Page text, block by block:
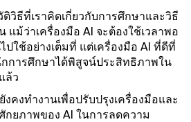
วิธีที่เราคิดเกี่ยวกับการศึกษาและวิธี
แม้ว่าเครื่องมือ AI จะต้องใช้เวลาพอ
ปใช้อย่างเต็มที่ แต่เครื่องมือ AI ที่ดีที่
การศึกษาได้พิสูจน์ประสิทธิภาพใน
ล้ว
คงทํางานเพื่อปรับปรุงเครื่องมือและ
กยภาพของ AI ในการลดความ